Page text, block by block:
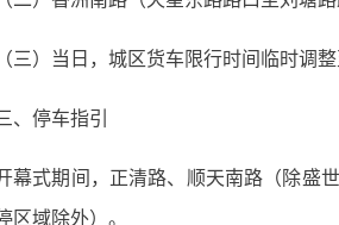
（三）当日，城区货车限行时间临时调
、停车指引
幕式期间，正清路、顺天南路（除盛
区域除外）。